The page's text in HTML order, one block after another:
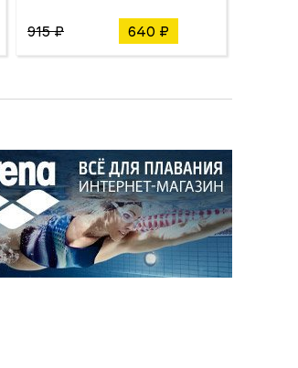
915 ₽ 640 ₽